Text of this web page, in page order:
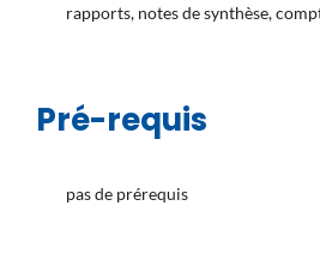
rapports, notes de synthèse,
Pré-requis
pas de prérequis